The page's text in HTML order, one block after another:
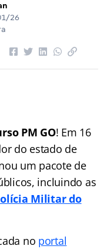
26
PM GO! Em 16
do estado de
um pacote de
incluindo as
Militar do
no portal